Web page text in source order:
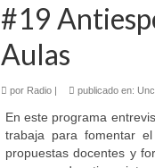
#19
Aulas
por Radio| publicado en:
En este programa
trabaja para fomentar
propuestas docentes y